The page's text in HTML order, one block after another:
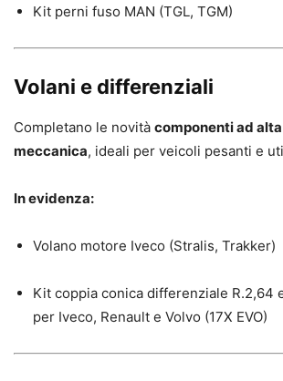
Kit perni fuso MAN (TGL, TGM)
Volani e differenziali
Completano le novità componenti ad
meccanica, ideali per veicoli pesanti e
In evidenza:
Volano motore Iveco (Stralis, Trakker)
Kit coppia conica differenziale R.2,64
per Iveco, Renault e Volvo (17X EVO)